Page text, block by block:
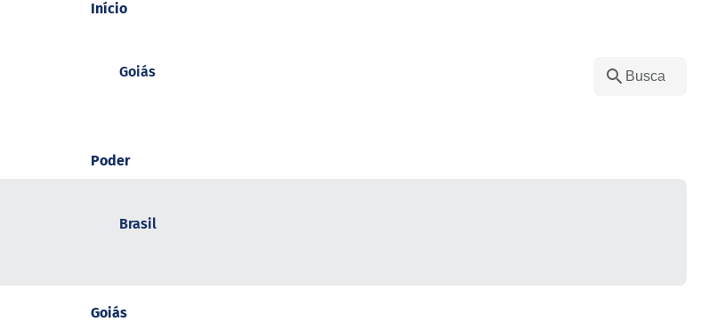
Goiás
Brasil
Início
Poder
Goiás